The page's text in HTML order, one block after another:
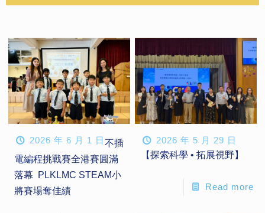
2026 年 6 月 1 日不插
電編程挑戰賽全港賽圓滿
落幕 PLKLMC STEAM小
將賽場奪佳績
2026 年 5 月 29 日
【探索科學 • 拓展視野】
Read more